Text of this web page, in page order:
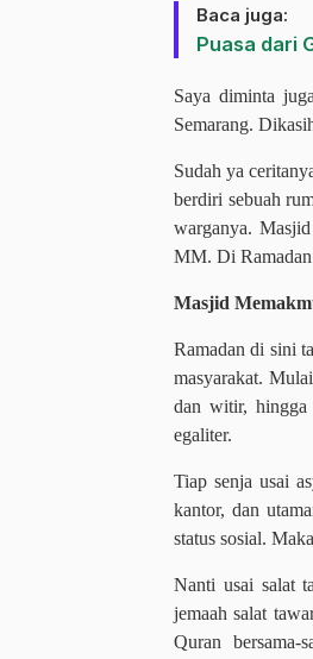
Baca juga:
Puasa dari
Saya diminta
Semarang.
Sudah ya
berdiri sebuah
warganya.
MM. Di
Masjid
Ramadan di sini
masyarakat.
dan witir, hingga
egaliter.
Tiap senja usai
kantor, dan
status sosial.
Nanti usai salat
jemaah salat
Quran